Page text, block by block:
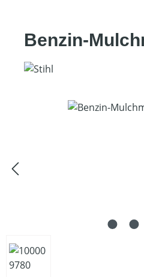
Benzin-
Bildergalerie überspringen